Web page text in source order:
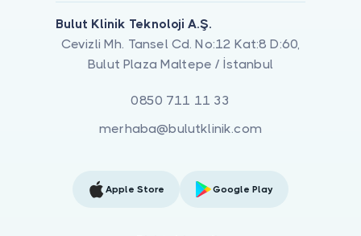
Bulut Klinik Teknoloji A.Ş.
Cevizli Mh. Tansel Cd. No:12 Kat:8 D:60,
Bulut Plaza Maltepe / İstanbul
0850 711 11 33
merhaba@bulutklinik.com
Apple Store Google Play